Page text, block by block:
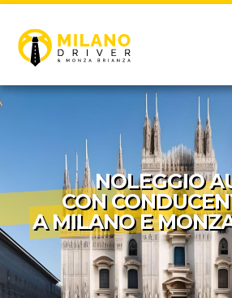
NOLEGGIO
CON
A MILANO E